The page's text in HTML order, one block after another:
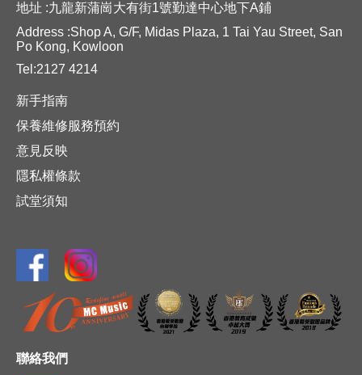
地址 :九龍新蒲崗大有街1號勤達中心地下A鋪
Address :Shop A, G/F, Midas Plaza, 1 Tai Yau Street, San
Po Kong, Kowloon
Tel:2127 4214
新手指南
保養維修服務預約
意見反映
隱私權條款
試堂須知
聯絡我們